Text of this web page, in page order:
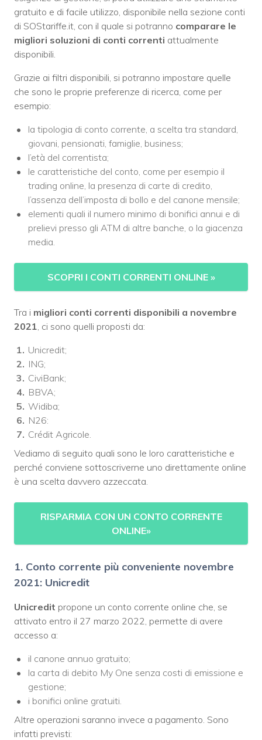
gratuito e di facile utilizzo, disponibile nella sezione conti
di SOStariffe.it, con il quale si potranno comparare le
migliori soluzioni di conti correnti attualmente
disponibili.
Grazie ai filtri disponibili, si potranno impostare quelle
che sono le proprie preferenze di ricerca, come per
esempio:
la tipologia di conto corrente, a scelta tra standard,
giovani, pensionati, famiglie, business;
l’età del correntista;
le caratteristiche del conto, come per esempio il
trading online, la presenza di carte di credito,
l’assenza dell’imposta di bollo e del canone mensile;
elementi quali il numero minimo di bonifici annui e di
prelievi presso gli ATM di altre banche, o la giacenza
media.
SCOPRI I CONTI CORRENTI ONLINE »
Tra i migliori conti correnti disponibili a novembre
2021 , ci sono quelli proposti da:
Unicredit;
ING;
CiviBank;
BBVA;
Widiba;
N26:
Crédit Agricole.
Vediamo di seguito quali sono le loro caratteristiche e
perché conviene sottoscriverne uno direttamente online
è una scelta davvero azzeccata.
RISPARMIA CON UN CONTO CORRENTE
ONLINE»
1. Conto corrente più conveniente novembre
2021: Unicredit
Unicredit propone un conto corrente online che, se
attivato entro il 27 marzo 2022, permette di avere
accesso a:
il canone annuo gratuito;
la carta di debito My One senza costi di emissione e
gestione;
i bonifici online gratuiti.
Altre operazioni saranno invece a pagamento. Sono
infatti previsti: